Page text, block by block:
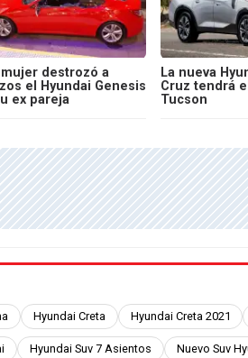
mujer destrozó a
el Hyundai Genesis
ex pareja
La nueva
Cruz tendrá
Tucson
Hyundai Creta Hyundai Creta 2021
Hyundai Suv 7 Asientos Nuevo Suv